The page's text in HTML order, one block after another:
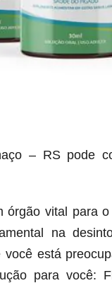
– RS pode
vital para
na
está
para você: